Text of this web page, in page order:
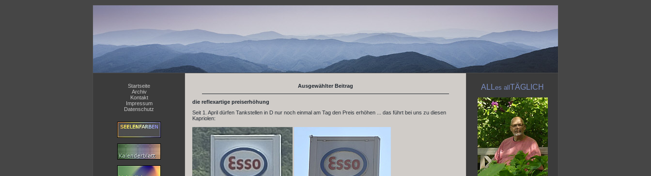
Startseite
Archiv
Kontakt
Impressum
Datenschutz
Ausgewählter Beitrag
die reflexartige preiserhöhung
Seit 1. April dürfen Tankstellen in D nur noch einmal am Tag den Preis erhöhen ... das führt bei uns zu diesen
Kapriolen:
ALLes all TÄGLICH